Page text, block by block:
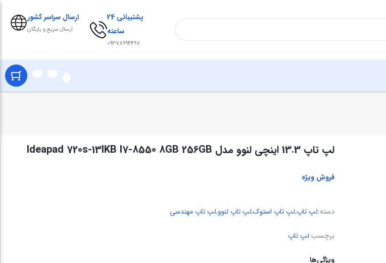
پشتیبانی 24
ساعته
09378994497
ارسال سراسر کشور
ارسال سریع و رایگان
لپ تاپ 13.3 اینچی لنوو مدل Ideapad 720s-13IKB I7-8550 8GB 256GB
فروش ویژه
دسته:لپ تاپ,لپ تاپ استوک,لپ تاپ لنوو,لپ تاپ مهندسی
برچسب:لپ تاپ
ویژگی‌ها